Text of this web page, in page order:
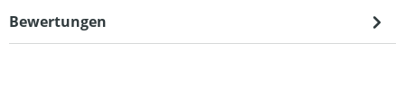
Bewertungen